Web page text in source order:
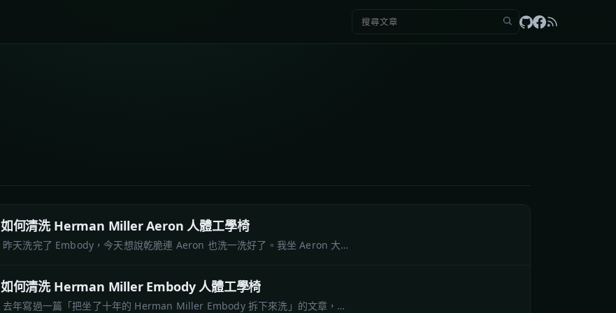
搜尋：
如何清洗 Herman Miller Aeron 人體工學椅
昨天洗完了 Embody，今天想說乾脆連 Aeron 也洗一洗好了。我坐 Aeron 大…
如何清洗 Herman Miller Embody 人體工學椅
去年寫過一篇「把坐了十年的 Herman Miller Embody 拆下來洗」的文章，…